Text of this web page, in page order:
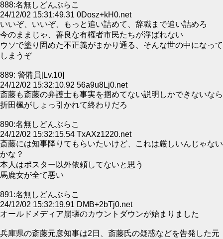
888:名無しどんぶらこ
24/12/02 15:31:49.31 0Dosz+kH0.net
いいぞ、いいぞ、もっと追い詰めて、辞職まで追い詰めろ
今のままじゃ、善良な有権者市民たちが浮ばれない
ウソで塗り固めた不正義がまかり通る、そんな世の中になって
しまうぞ
889: 警備員[Lv.10]
24/12/02 15:32:10.92 56a9u8Lj0.net
斎藤も斎藤の弁護士も事実を掴めてない説明しかできないなら
折田楓がしょっ引かれて終わりだろ
890:名無しどんぶらこ
24/12/02 15:32:15.54 TxAXz1220.net
斎藤には知事降りてもらいたいけど、これは厳しいんじゃない
かな？
本人はポスター以外依頼してないと思う
馬鹿女が全て悪い
891:名無しどんぶらこ
24/12/02 15:32:19.91 DMB+2bTj0.net
オールドメディア崩壊のカウントダウンが始まりました
兵庫県の斎藤元彦知事は2日、斎藤氏の疑惑などを告発した元